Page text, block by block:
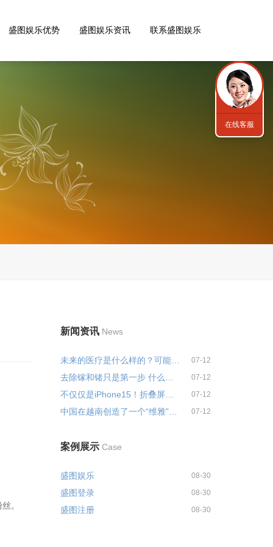
盛图娱乐优势 盛图娱乐资讯 联系盛图娱乐
。
新闻资讯 News
未来的医疗是什么样的？可能不会... 07-12
07-12
不仅仅是iPhone15！折叠屏也应该... 07-12
中国在越南创造了一个“维雅”？... 07-12
案例展示 Case
盛图娱乐 08-30
盛图登录 08-30
盛图注册 08-30
在线客服